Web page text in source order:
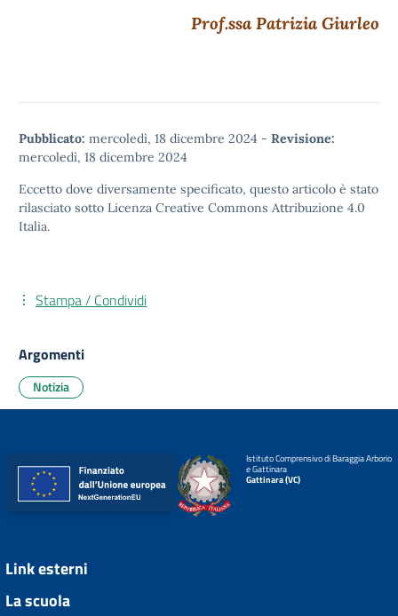
Prof.ssa Patrizia Giurleo
Pubblicato: mercoledì, 18 dicembre 2024 - Revisione:
mercoledì, 18 dicembre 2024
Eccetto dove diversamente specificato, questo articolo è stato
rilasciato sotto Licenza Creative Commons Attribuzione 4.0
Italia.
Stampa / Condividi
Argomenti
Notizia
Istituto Comprensivo di Baraggia Arborio
e Gattinara
Gattinara (VC)
Link esterni
La scuola